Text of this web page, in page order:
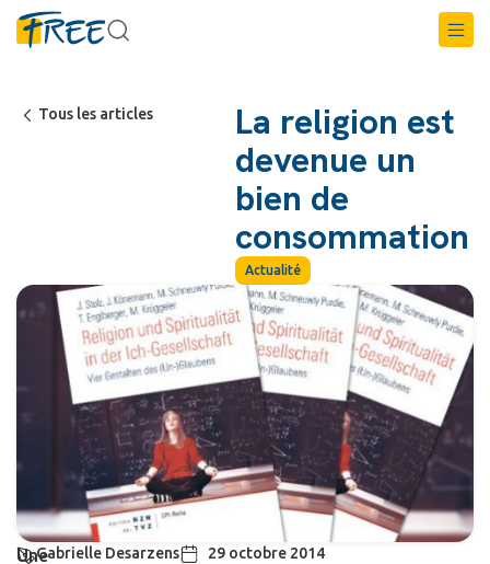
Tous les articles
La religion est
devenue un
bien de
consommation
Actualité
Gabrielle Desarzens 29 octobre 2014
Une